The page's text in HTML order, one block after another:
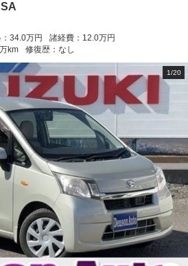
34.0万円 諸経費： 12.0万円
万km 修復歴： なし
1/20